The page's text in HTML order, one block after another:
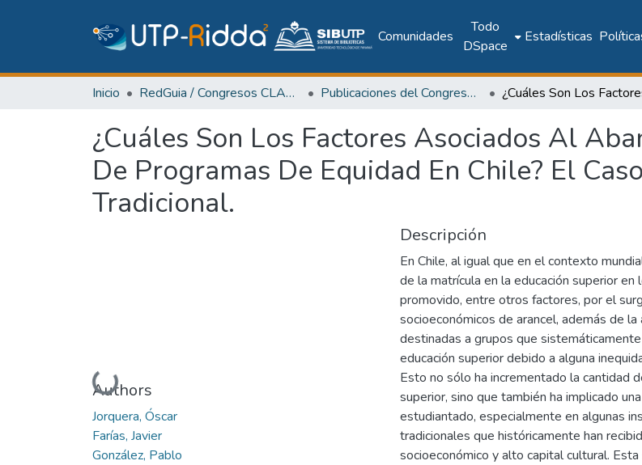
Comunidades
Todo
DSpace
Estadísticas
Inicio RedGuia / Congresos CLABES Publicaciones del Congreso Internacional CLABES
¿Cuáles Son Los Factores Asociados Al
De Programas De Equidad En Chile? El
Tradicional.
Cargando...
Authors
Jorquera, Óscar
Farías, Javier
González, Pablo
Descripción
En Chile, al igual que en el contexto
de la matrícula en la educación superior
promovido, entre otros factores, por el
socioeconómicos de arancel, además de
destinadas a grupos que
educación superior debido a alguna
Esto no sólo ha incrementado la cantidad
superior, sino que también ha implicado
estudiantado, especialmente en algunas
tradicionales que históricamente han
socioeconómico y alto capital cultural.